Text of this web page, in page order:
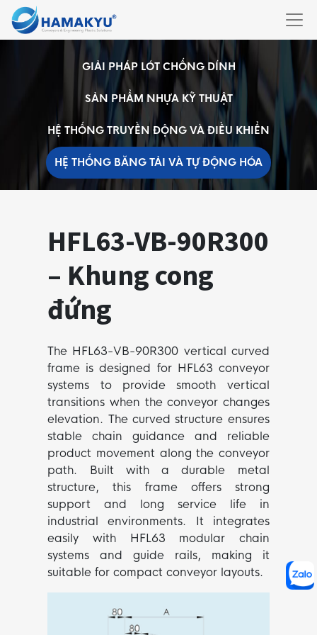
GIẢI PHÁP LÓT CHỐNG DÍNH
SẢN PHẨM NHỰA KỸ THUẬT
HỆ THỐNG TRUYỀN ĐỘNG VÀ ĐIỀU KHIỂN
HỆ THỐNG BĂNG TẢI VÀ TỰ ĐỘNG HÓA
HFL63-VB-90R300
– Khung cong
đứng
The HFL63-VB-90R300 vertical curved
frame is designed for HFL63 conveyor
systems to provide smooth vertical
transitions when the conveyor changes
elevation. The curved structure ensures
stable chain guidance and reliable
product movement along the conveyor
path. Built with a durable metal
structure, this frame offers strong
support and long service life in
industrial environments. It integrates
easily with HFL63 modular chain
systems and guide rails, making it
suitable for compact conveyor layouts.